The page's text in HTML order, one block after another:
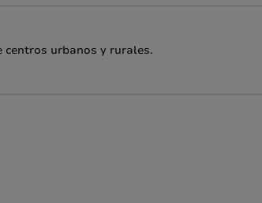
centros urbanos y rurales.